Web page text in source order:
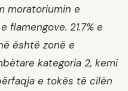
moratoriumin e
21.7% e
është zonë e
kategoria 2, kemi
e tokës të cilën